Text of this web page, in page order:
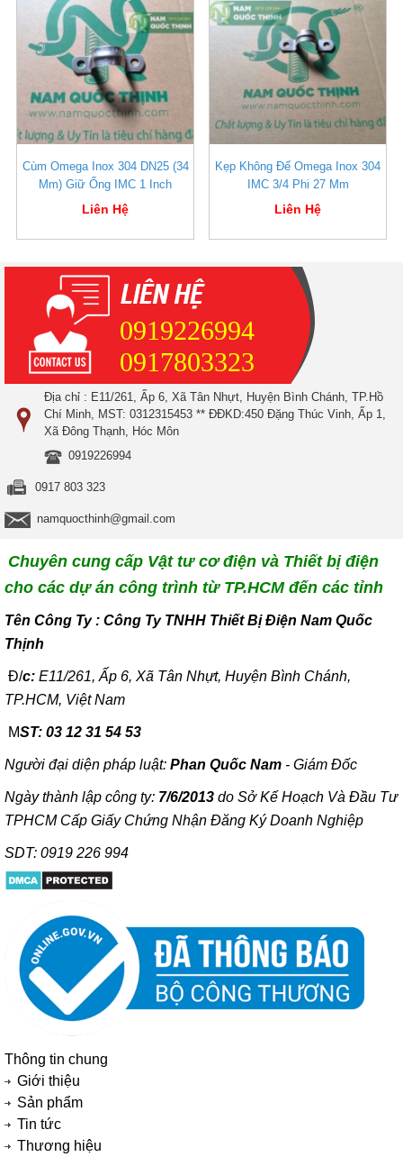
Cùm Omega Inox 304 DN25 (34
Mm) Giữ Ống IMC 1 Inch
Liên Hệ
Kẹp Không Đế Omega Inox 304
IMC 3/4 Phi 27 Mm
Liên Hệ
0919226994
0917803323
Địa chỉ : E11/261, Ấp 6, Xã Tân Nhựt, Huyện Bình Chánh, TP.Hồ
Chí Minh, MST: 0312315453 ** ĐĐKD:450 Đặng Thúc Vinh, Ấp 1,
Xã Đông Thạnh, Hóc Môn
0919226994
0917 803 323
namquocthinh@gmail.com
Chuyên cung cấp Vật tư cơ điện và Thiết bị điện
cho các dự án công trình từ TP.HCM đến các tỉnh
Tên Công Ty : Công Ty TNHH Thiết Bị Điện Nam Quốc
Thịnh
Đ/c: E11/261, Ấp 6, Xã Tân Nhựt, Huyện Bình Chánh,
TP.HCM, Việt Nam
MST: 03 12 31 54 53
Người đại diện pháp luật: Phan Quốc Nam - Giám Đốc
Ngày thành lập công ty: 7/6/2013 do Sở Kế Hoạch Và Đầu Tư
TPHCM Cấp Giấy Chứng Nhận Đăng Ký Doanh Nghiệp
SDT: 0919 226 994
Thông tin chung
Giới thiệu
Sản phẩm
Tin tức
Thương hiệu